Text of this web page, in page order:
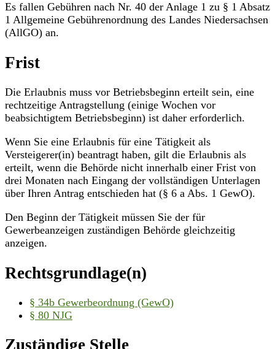
Es fallen Gebühren nach Nr. 40 der Anlage 1 zu § 1 Absatz
1 Allgemeine Gebührenordnung des Landes Niedersachsen
(AllGO) an.
Frist
Die Erlaubnis muss vor Betriebsbeginn erteilt sein, eine
rechtzeitige Antragstellung (einige Wochen vor
beabsichtigtem Betriebsbeginn) ist daher erforderlich.
Wenn Sie eine Erlaubnis für eine Tätigkeit als
Versteigerer(in) beantragt haben, gilt die Erlaubnis als
erteilt, wenn die Behörde nicht innerhalb einer Frist von
drei Monaten nach Eingang der vollständigen Unterlagen
über Ihren Antrag entschieden hat (§ 6 a Abs. 1 GewO).
Den Beginn der Tätigkeit müssen Sie der für
Gewerbeanzeigen zuständigen Behörde gleichzeitig
anzeigen.
Rechtsgrundlage(n)
§ 34b Gewerbeordnung (GewO)
§ 80 NJG
Zuständige Stelle